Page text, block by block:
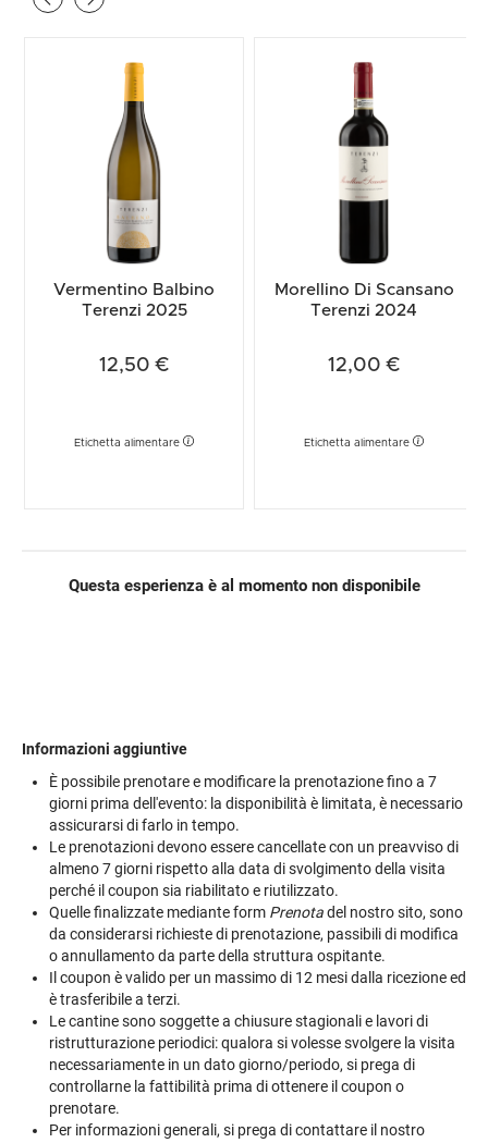
Vermentino Balbino
Terenzi 2025
12,50 €
Etichetta alimentare
Morellino Di Scansano
Terenzi 2024
12,00 €
Etichetta alimentare
Questa esperienza è al momento non disponibile
Informazioni aggiuntive
È possibile prenotare e modificare la prenotazione fino a 7
giorni prima dell'evento: la disponibilità è limitata, è necessario
assicurarsi di farlo in tempo.
Le prenotazioni devono essere cancellate con un preavviso di
almeno 7 giorni rispetto alla data di svolgimento della visita
perché il coupon sia riabilitato e riutilizzato.
Quelle finalizzate mediante form Prenotadel nostro sito, sono
da considerarsi richieste di prenotazione, passibili di modifica
o annullamento da parte della struttura ospitante.
Il coupon è valido per un massimo di 12 mesi dalla ricezione ed
è trasferibile a terzi.
Le cantine sono soggette a chiusure stagionali e lavori di
ristrutturazione periodici: qualora si volesse svolgere la visita
necessariamente in un dato giorno/periodo, si prega di
controllarne la fattibilità prima di ottenere il coupon o
prenotare.
Per informazioni generali, si prega di contattare il nostro